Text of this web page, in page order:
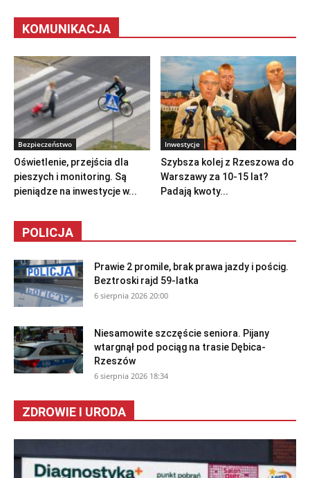
KOMUNIKACJA
Bezpieczeństwo
Oświetlenie, przejścia dla
pieszych i monitoring. Są
pieniądze na inwestycje w...
Inwestycje
Szybsza kolej z Rzeszowa do
Warszawy za 10-15 lat?
Padają kwoty...
POLICJA
Prawie 2 promile, brak prawa jazdy i pościg.
Beztroski rajd 59-latka
6 sierpnia 2026 20:00
Niesamowite szczęście seniora. Pijany
wtargnął pod pociąg na trasie Dębica-
Rzeszów
6 sierpnia 2026 18:34
ZDROWIE I URODA